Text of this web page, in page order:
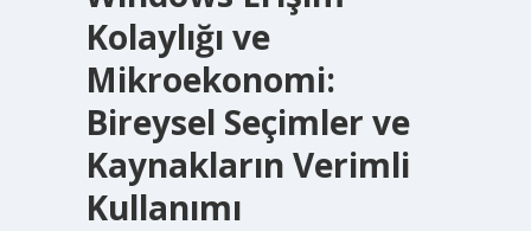
Kolaylığı ve
Mikroekonomi:
Bireysel Seçimler ve
Kaynakların Verimli
Kullanımı